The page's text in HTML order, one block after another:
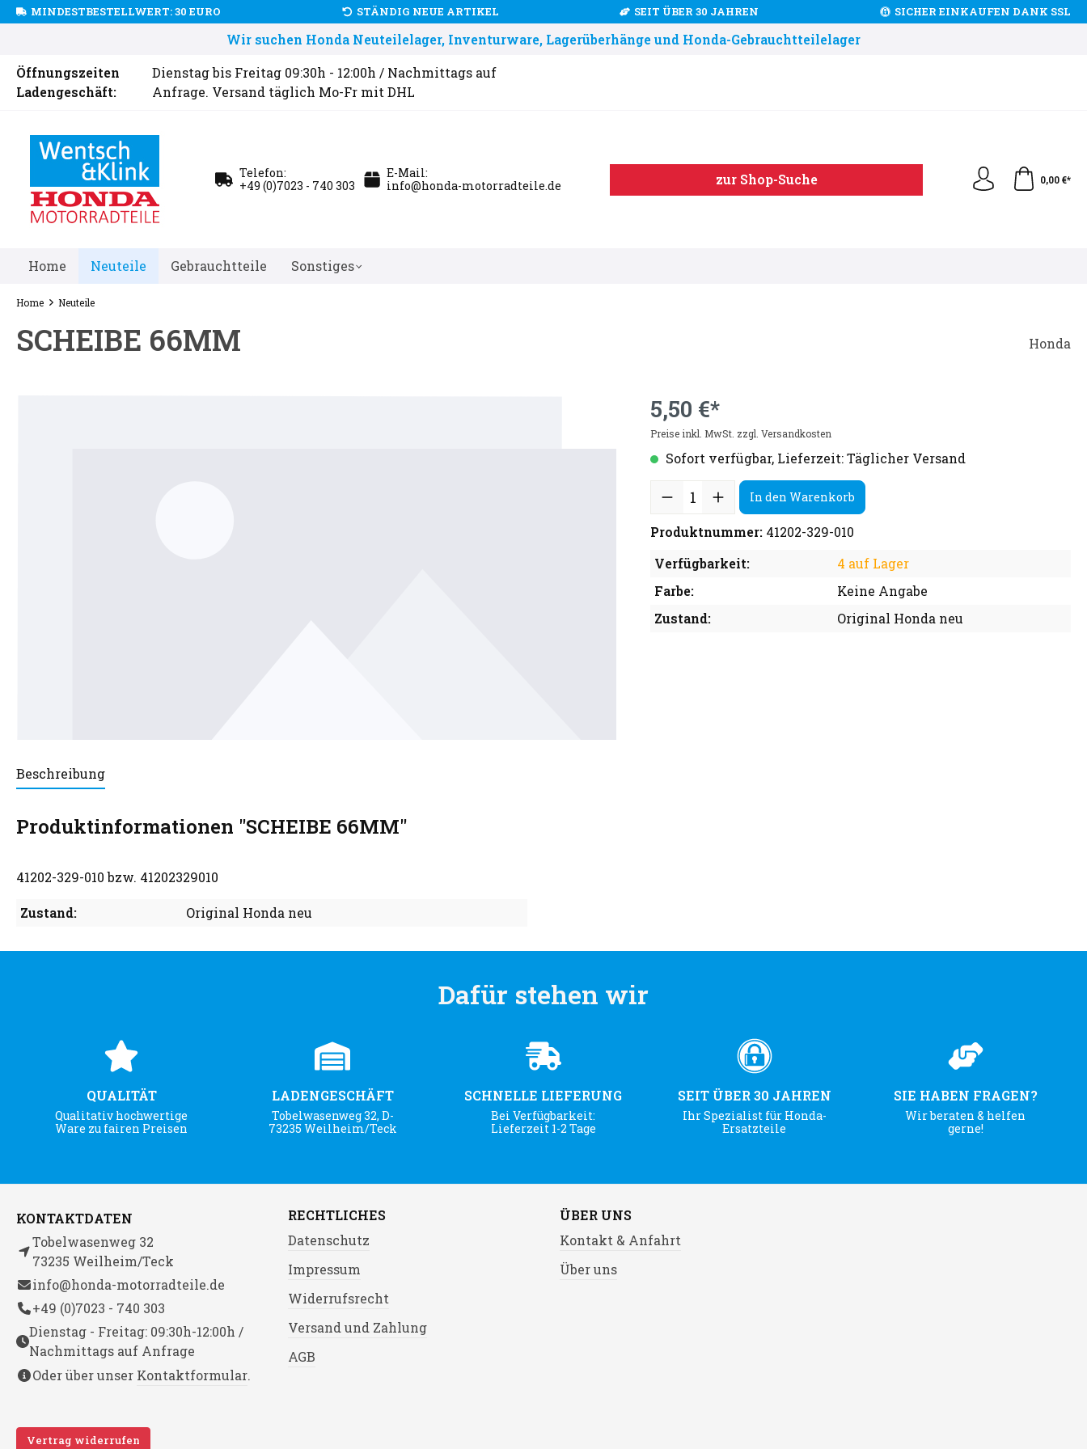
MINDESTBESTELLWERT: 30 EURO STÄNDIG NEUE ARTIKEL SEIT ÜBER 30 JAHREN SICHER EINKAUFEN DANK SSL
Wir suchen Honda Neuteilelager, Inventurware, Lagerüberhänge und Honda-Gebrauchtteilelager
Öffnungszeiten
Ladengeschäft:
Dienstag bis Freitag 09:30h - 12:00h / Nachmittags auf
Anfrage. Versand täglich Mo-Fr mit DHL
Telefon:
+49 (0)7023 - 740 303
E-Mail:
info@honda-motorradteile.de
zur Shop-Suche 0,00 €*
Home Neuteile Gebrauchtteile Sonstiges
Home Neuteile
SCHEIBE 66MM Honda
5,50 €*
Preise inkl. MwSt. zzgl. Versandkosten
Sofort verfügbar, Lieferzeit: Täglicher Versand
In den Warenkorb
Produktnummer: 41202-329-010
Verfügbarkeit:
4 auf Lager
Farbe:
Keine Angabe
Zustand:
Original Honda neu
Beschreibung
Produktinformationen "SCHEIBE 66MM"
41202-329-010 bzw. 41202329010
Zustand: Original Honda neu
Dafür stehen wir
QUALITÄT
Qualitativ hochwertige
Ware zu fairen Preisen
LADENGESCHÄFT
Tobelwasenweg 32, D-
73235 Weilheim/Teck
SCHNELLE LIEFERUNG
Bei Verfügbarkeit:
Lieferzeit 1-2 Tage
SEIT ÜBER 30 JAHREN
Ihr Spezialist für Honda-
Ersatzteile
SIE HABEN FRAGEN?
Wir beraten & helfen
gerne!
KONTAKTDATEN
Tobelwasenweg 32
73235 Weilheim/Teck
info@honda-motorradteile.de
+49 (0)7023 - 740 303
Dienstag - Freitag: 09:30h-12:00h /
Nachmittags auf Anfrage
Oder über unser Kontaktformular.
Vertrag widerrufen
RECHTLICHES
Datenschutz
Impressum
Widerrufsrecht
Versand und Zahlung
AGB
ÜBER UNS
Kontakt & Anfahrt
Über uns